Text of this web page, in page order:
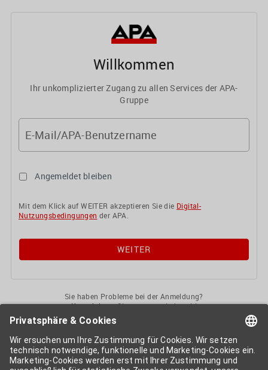
Willkommen
Ihr unkomplizierter Zugang zu allen Services der APA-
Gruppe
E-Mail/APA-Benutzername
Angemeldet bleiben
Mit dem Klick auf WEITER akzeptieren Sie die Digital-
Nutzungsbedingungen der APA.
Sie haben Probleme bei der Anmeldung?
KontaktierenSie uns gerne jederzeit!
APA-User
Services der APA-Gruppe. Für die Nutzung der einzelnen Anwendungen
kann eine weitere Freischaltung nötig sein. Kosten fallen nur nach einer
Bestellung und genauer Kosteninformation an.
Wenn nicht anders erwähnt, gelten dieAllgemeinen